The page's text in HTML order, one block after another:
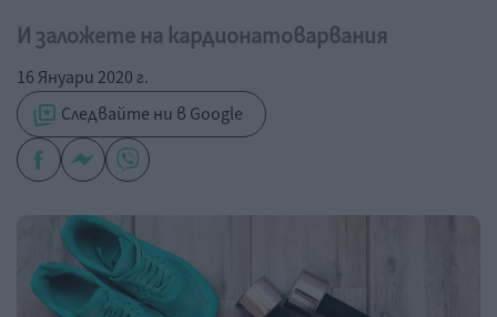
И заложете на кардионатоварвания
16 Януари 2020 г.
Следвайте ни в Google